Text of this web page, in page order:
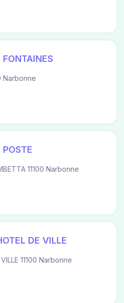
Narbonne
11100 Narbonne
DE VILLE
11100 Narbonne